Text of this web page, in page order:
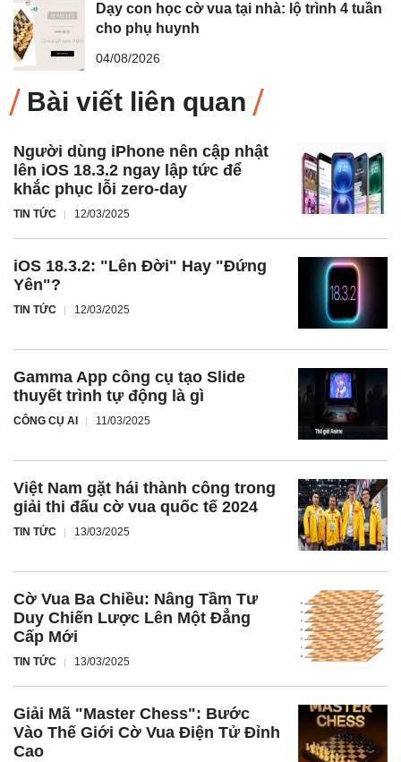
Dạy con học cờ vua tại nhà: lộ trình 4 tuần
cho phụ huynh
04/08/2026
Bài viết liên quan
Người dùng iPhone nên cập nhật
lên iOS 18.3.2 ngay lập tức để
khắc phục lỗi zero-day
TIN TỨC 12/03/2025
iOS 18.3.2: "Lên Đời" Hay "Đứng
Yên"?
TIN TỨC 12/03/2025
Gamma App công cụ tạo Slide
thuyết trình tự động là gì
CÔNG CỤ AI 11/03/2025
Việt Nam gặt hái thành công trong
giải thi đấu cờ vua quốc tế 2024
TIN TỨC 13/03/2025
Cờ Vua Ba Chiều: Nâng Tầm Tư
Duy Chiến Lược Lên Một Đẳng
Cấp Mới
TIN TỨC 13/03/2025
Giải Mã "Master Chess": Bước
Vào Thế Giới Cờ Vua Điện Tử Đỉnh
Cao